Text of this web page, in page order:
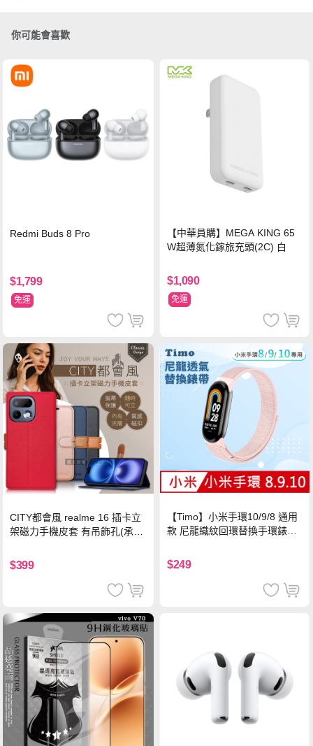
你可能會喜歡
Redmi Buds 8 Pro
$1,799
免運
【中華員購】MEGA KING 65
W超薄氮化鎵旅充頭(2C) 白
$1,090
免運
CITY都會風 realme 16 插卡立
架磁力手機皮套 有吊飾孔(承諾
$399
【Timo】小米手環10/9/8 通用
款 尼龍織紋回環替換手環錶帶-
$249